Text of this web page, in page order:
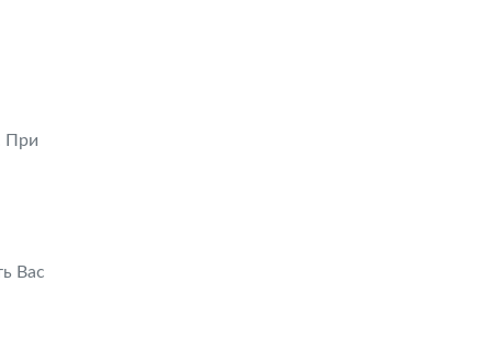
При
Вас